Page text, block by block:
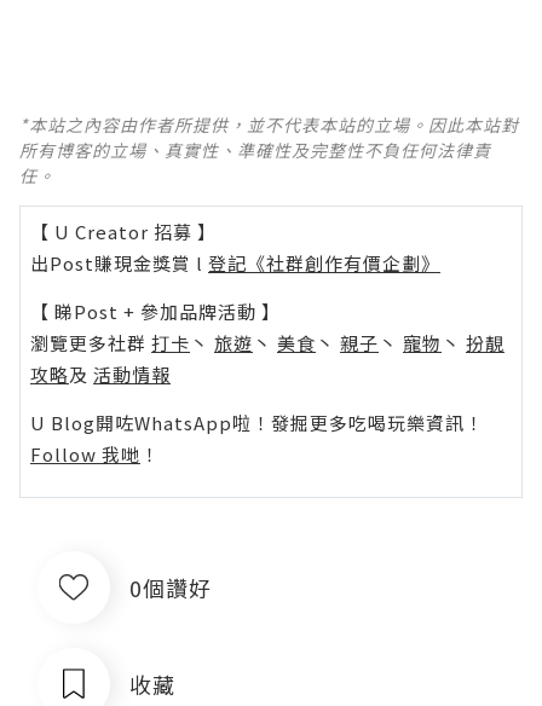
*本站之內容由作者所提供，並不代表本站的立場。因此本站對
所有博客的立場、真實性、準確性及完整性不負任何法律責
任。
【 U Creator 招募 】
出Post賺現金獎賞 l 登記《社群創作有價企劃》
【 睇Post + 參加品牌活動 】
瀏覽更多社群 打卡 丶 旅遊 丶 美食 丶 親子 丶 寵物 丶 扮靚
攻略及 活動情報
U Blog開咗WhatsApp啦！發掘更多吃喝玩樂資訊！
Follow 我哋 ！
0個讚好
收藏